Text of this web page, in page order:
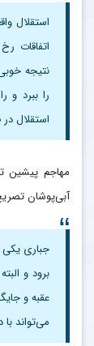
استقلال
اتفاقات
نتیجه
را ببرد و
استقلال
مهاجم پیشین
آبی‌پوشان
جباری
برود و
عقبه و
می‌تواند